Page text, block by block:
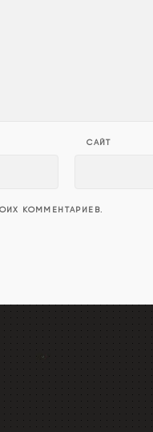
САЙТ
КОММЕНТАРИЕВ.